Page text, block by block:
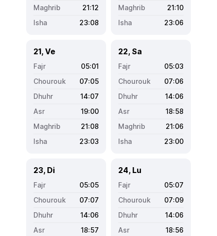
21:12
23:08
21:10
23:06
21, Ve
05:01
07:05
14:07
19:00
21:08
23:03
22, Sa
05:03
07:06
14:06
18:58
21:06
23:00
23, Di
05:05
07:07
14:06
18:57
24, Lu
05:07
07:09
14:06
18:56